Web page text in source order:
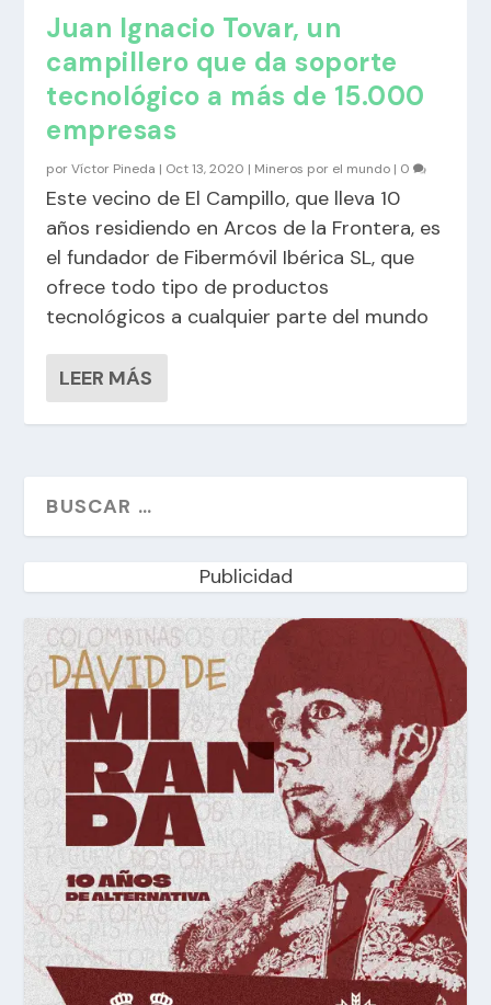
Juan Ignacio Tovar, un
campillero que da soporte
tecnológico a más de 15.000
empresas
porVíctor Pineda | Oct 13, 2020 | Mineros por el mundo | 0
Este vecino de El Campillo, que lleva 10
años residiendo en Arcos de la Frontera, es
el fundador de Fibermóvil Ibérica SL, que
ofrece todo tipo de productos
tecnológicos a cualquier parte del mundo
LEER MÁS
Publicidad